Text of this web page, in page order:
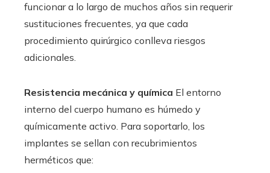
funcionar a lo largo de muchos años sin requerir
sustituciones frecuentes, ya que cada
procedimiento quirúrgico conlleva riesgos
adicionales.
Resistencia mecánica y química El entorno
interno del cuerpo humano es húmedo y
químicamente activo. Para soportarlo, los
implantes se sellan con recubrimientos
herméticos que: